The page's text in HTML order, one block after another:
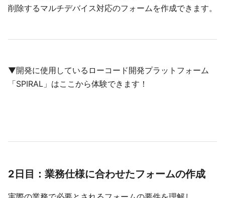
削除するマルチデバイス対応のフォームを作成できます。
▼開発に使用しているローコード開発プラットフォーム
「SPIRAL」はここから体験できます！
2日目：業務仕様に合わせたフォームの作成